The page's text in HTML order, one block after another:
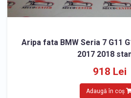
Aripa fata BMW Seria 7 G11
2017 2018
918 Lei
Adaugă în coș